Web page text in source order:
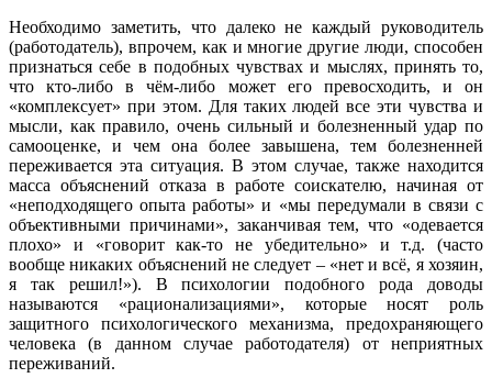
Необходимо заметить, что далеко не каждый руководитель
(работодатель), впрочем, как и многие другие люди, способен
признаться себе в подобных чувствах и мыслях, принять то,
что кто-либо в чём-либо может его превосходить, и он
«комплексует» при этом. Для таких людей все эти чувства и
мысли, как правило, очень сильный и болезненный удар по
самооценке, и чем она более завышена, тем болезненней
переживается эта ситуация. В этом случае, также находится
масса объяснений отказа в работе соискателю, начиная от
«неподходящего опыта работы» и «мы передумали в связи с
объективными причинами», заканчивая тем, что «одевается
плохо» и «говорит как-то не убедительно» и т.д. (часто
вообще никаких объяснений не следует – «нет и всё, я хозяин,
я так решил!»). В психологии подобного рода доводы
называются «рационализациями», которые носят роль
защитного психологического механизма, предохраняющего
человека (в данном случае работодателя) от неприятных
переживаний.